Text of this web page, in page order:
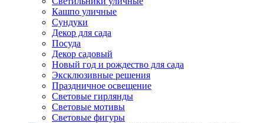
Кашпо уличные
Сундуки
Декор для сада
Посуда
Декор садовый
Новый год и рождество для сада
Эксклюзивные решения
Праздничное освещение
Световые гирлянды
Световые мотивы
Световые фигуры